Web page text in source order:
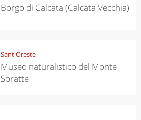
Borgo di Calcata (Calcata Vecchia)
Sant'Oreste
Museo naturalistico del Monte
Soratte